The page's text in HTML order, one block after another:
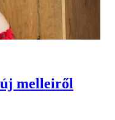
melleiről